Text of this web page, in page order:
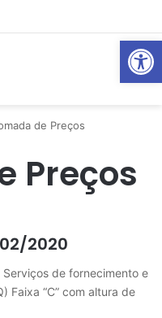
Abrir
da Água Tratada
de Preços
Preços
2020
de fornecimento e
Faixa “C” com altura de